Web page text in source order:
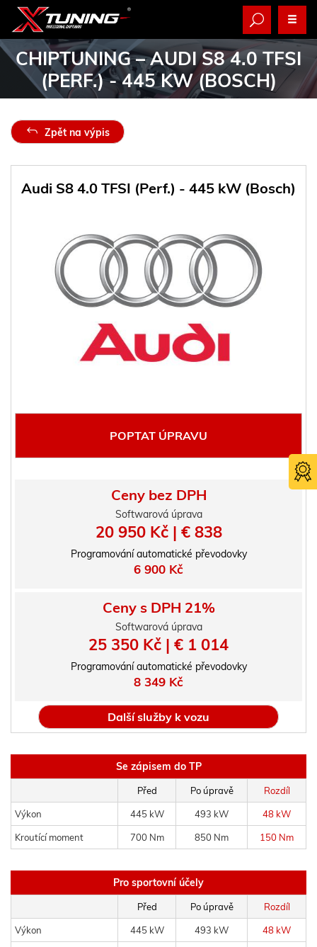
CHIPTUNING– AUDI S8 4.0 TFSI
(PERF.) - 445 KW (BOSCH)
Zpět na výpis
Audi S8 4.0 TFSI (Perf.) - 445 kW (Bosch)
POPTAT ÚPRAVU
Ceny bez DPH
Softwarová úprava
20 950 Kč | € 838
Programování automatické převodovky
6 900 Kč
Ceny s DPH 21%
Softwarová úprava
25 350 Kč | € 1 014
Programování automatické převodovky
8 349 Kč
Další služby k vozu
Se zápisem do TP
Před Po úpravě Rozdíl
Výkon 445 kW 493 kW 48 kW
Kroutící moment 700 Nm 850 Nm 150 Nm
Pro sportovní účely
Před Po úpravě Rozdíl
Výkon 445 kW 493 kW 48 kW